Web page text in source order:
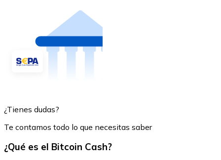
¿Tienes dudas?
Te contamos todo lo que necesitas saber
¿Qué es el Bitcoin Cash?